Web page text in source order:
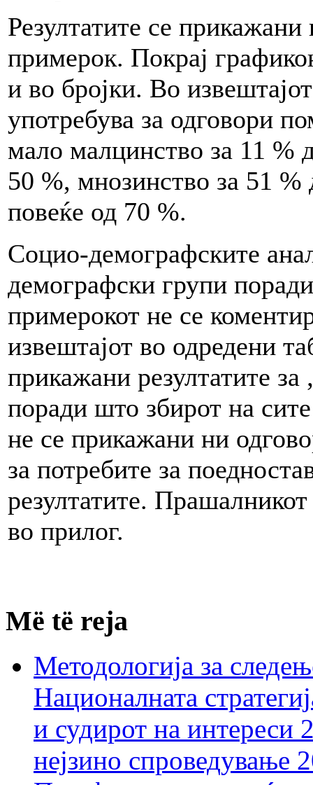
Резултатите се
примерок. Покрај
и во бројки. Во
употребува за одговори
мало малцинство за 11 %
50 %, мнозинство за 51
повеќе од 70 %.
Социо-демографските
демографски групи
примерокот не се
извештајот во одредени
прикажани резултатите за
поради што збирот на
не се прикажани ни
за потребите за
резултатите.
во прилог.
Më të reja
Методологија за
Националната
и судирот на интереси
нејзино спроведување